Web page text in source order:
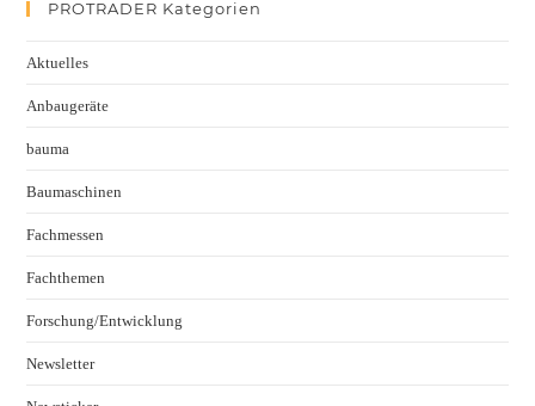
PROTRADER Kategorien
Aktuelles
Anbaugeräte
bauma
Baumaschinen
Fachmessen
Fachthemen
Forschung/Entwicklung
Newsletter